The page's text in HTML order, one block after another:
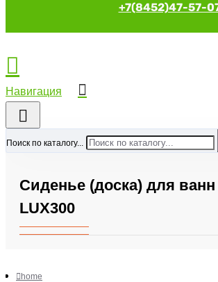
+7(8452)47-57-
Поиск по каталогу...
Сиденье (доска) для
LUX300
home